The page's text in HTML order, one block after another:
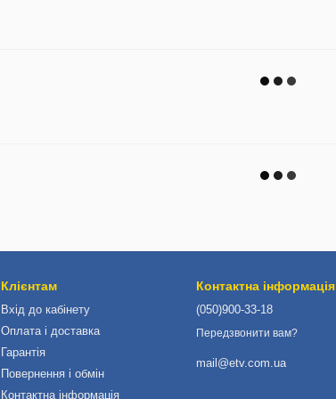
Клієнтам
Вхід до кабінету
Оплата і доставка
Гарантія
Повернення і обмін
Контактна інформація
Контактна інформація
(050)900-33-18
Передзвонити вам?
mail@etv.com.ua